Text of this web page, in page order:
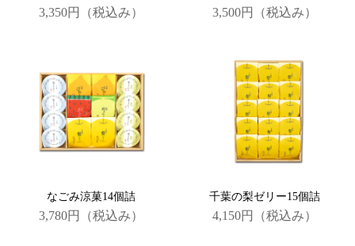
3,350円 （税込み） 3,500円 （税込み）
なごみ涼菓14個詰
3,780円 （税込み）
千葉の梨ゼリー15個詰
4,150円 （税込み）